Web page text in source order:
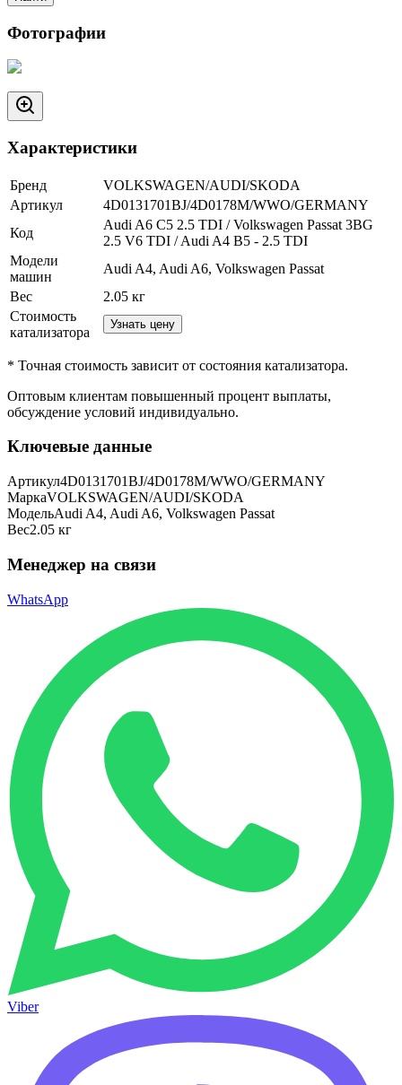
Фотографии
Характеристики
Бренд
VOLKSWAGEN/AUDI/SKODA
Артикул
4D0131701BJ/4D0178M/WWO/GERMANY
Код
Audi A6 C5 2.5 TDI / Volkswagen Passat 3BG
2.5 V6 TDI / Audi A4 B5 - 2.5 TDI
Модели
машин
Audi A4, Audi A6, Volkswagen Passat
Вес
2.05 кг
Стоимость
катализатора
Узнать цену
* Точная стоимость зависит от состояния катализатора.
Оптовым клиентам повышенный процент выплаты,
обсуждение условий индивидуально.
Ключевые данные
Артикул4D0131701BJ/4D0178M/WWO/GERMANY
МаркаVOLKSWAGEN/AUDI/SKODA
МодельAudi A4, Audi A6, Volkswagen Passat
Вес2.05 кг
Менеджер на связи
WhatsApp
Viber